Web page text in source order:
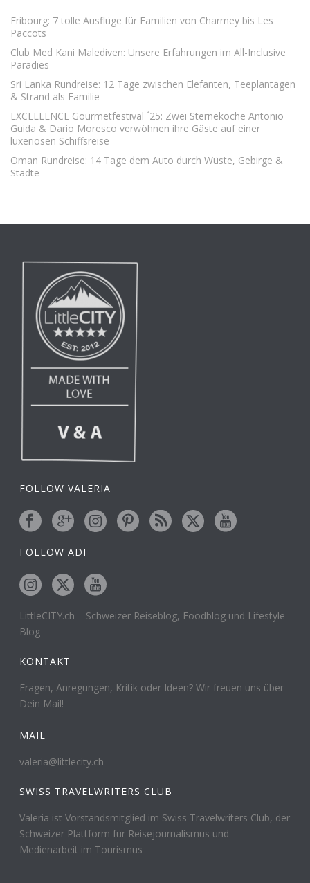
Fribourg: 7 tolle Ausflüge für Familien von Charmey bis Les
Paccots
Club Med Kani Malediven: Unsere Erfahrungen im All-Inclusive
Paradies
Sri Lanka Rundreise: 12 Tage zwischen Elefanten, Teeplantagen
& Strand als Familie
EXCELLENCE Gourmetfestival ´25: Zwei Sterneköche Antonio
Guida & Dario Moresco verwöhnen ihre Gäste auf einer
luxeriösen Schiffsreise
Oman Rundreise: 14 Tage dem Auto durch Wüste, Gebirge &
Städte
FOLLOW VALERIA
FOLLOW ADI
LittleCITY.ch – Schweizer Reiseblog, Foodblog und Lifestyle-
Blog
KONTAKT
Fragen, Anregungen, Kritik oder Ideen? Wir freuen uns über
Dein Mail!
MAIL
valeria@littlecity.ch
SWISS TRAVELWRITERS CLUB
Valeria ist Vorstandsmitglied im Swiss Travelwriters Club, der
Schweizer Plattform für Reisejournalismus und
Medienarbeit im Tourismus